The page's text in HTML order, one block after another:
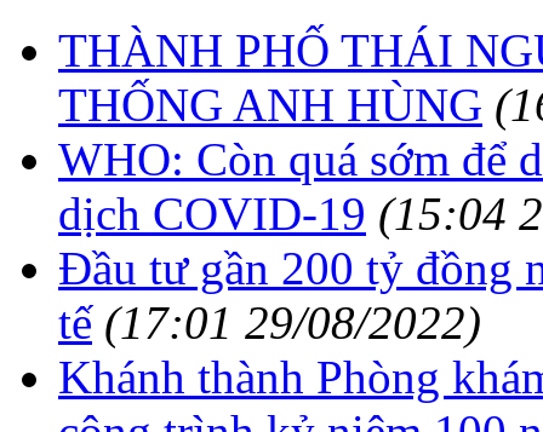
THÀNH PHỐ THÁI
THỐNG ANH HÙNG
WHO: Còn quá sớm để
dịch COVID-19 (15:04
Đầu tư gần 200 tỷ đồng
tế (17:01 29/08/2022)
Khánh thành Phòng